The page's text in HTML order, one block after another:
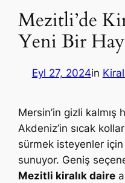
Mezitli’de
Yeni Bir
Eyl 27, 2024in
Mersin’in gizli kalmış
Akdeniz’in sıcak
sürmek isteyenler
sunuyor. Geniş
Mezitli kiralık daire